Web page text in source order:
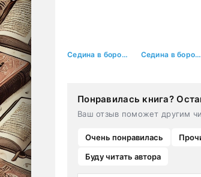
Седина в бороду в 50 Седина в бороду, говоришь?
Понравилась книга?
Ваш отзыв поможет другим
Очень понравилась
Буду читать автора